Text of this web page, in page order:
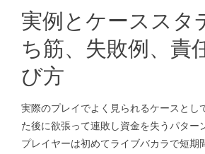
実例とケーススタ
ち筋、失敗例、責
び方
実際のプレイでよく見られるケースとし
た後に欲張って連敗し資金を失うパター
プレイヤーは初めてライブバカラで短期